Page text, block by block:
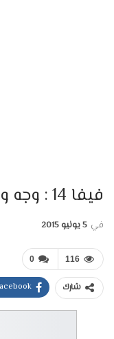
فيفا 14 : وجه وشعر اللاعب نيمار 15/16
في 5 يونيو 2015
0 116
شارك